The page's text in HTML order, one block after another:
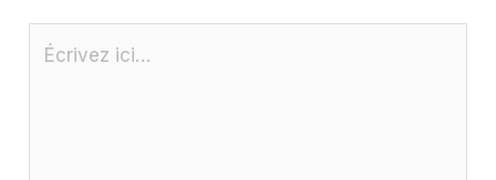
Écrivez